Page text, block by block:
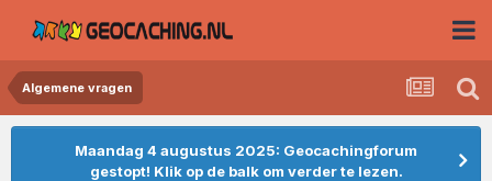
Algemene vragen
Maandag 4 augustus 2025: Geocachingforum
gestopt! Klik op de balk om verder te lezen.